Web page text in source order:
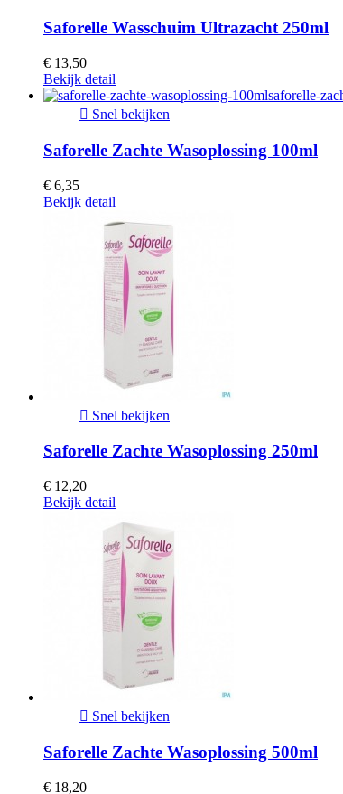
Saforelle Wasschuim Ultrazacht 250ml
€ 13,50
Bekijk detail
 Snel bekijken
Saforelle Zachte Wasoplossing 100ml
€ 6,35
Bekijk detail
 Snel bekijken
Saforelle Zachte Wasoplossing 250ml
€ 12,20
Bekijk detail
 Snel bekijken
Saforelle Zachte Wasoplossing 500ml
€ 18,20